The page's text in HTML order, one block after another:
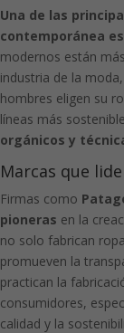
Una de las
contemporánea
modernos están
industria de la
hombres eligen su
líneas más
orgánicos y
Marcas que
Firmas como
pioneras en la
no solo fabrican
promueven la
practican la
consumidores,
calidad y la